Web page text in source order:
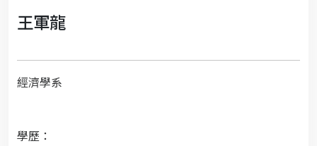
王軍龍
經濟學系
學歷：